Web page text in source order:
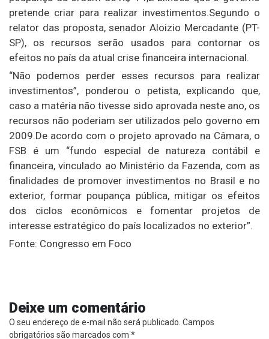
pretende criar para realizar investimentos.Segundo o
relator das proposta, senador Aloizio Mercadante (PT-
SP), os recursos serão usados para contornar os
efeitos no país da atual crise financeira internacional.
“Não podemos perder esses recursos para realizar
investimentos”, ponderou o petista, explicando que,
caso a matéria não tivesse sido aprovada neste ano, os
recursos não poderiam ser utilizados pelo governo em
2009.De acordo com o projeto aprovado na Câmara, o
FSB é um “fundo especial de natureza contábil e
financeira, vinculado ao Ministério da Fazenda, com as
finalidades de promover investimentos no Brasil e no
exterior, formar poupança pública, mitigar os efeitos
dos ciclos econômicos e fomentar projetos de
interesse estratégico do país localizados no exterior”.
Fonte: Congresso em Foco
Deixe um comentário
O seu endereço de e-mail não será publicado. Campos
obrigatórios são marcados com *